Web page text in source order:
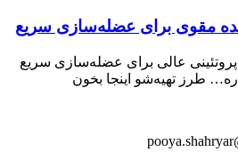
۴ ترکیب پروتئینی عالی برای عضله‌سازی سریع
طرز تهیه‌شو اینجا بخون